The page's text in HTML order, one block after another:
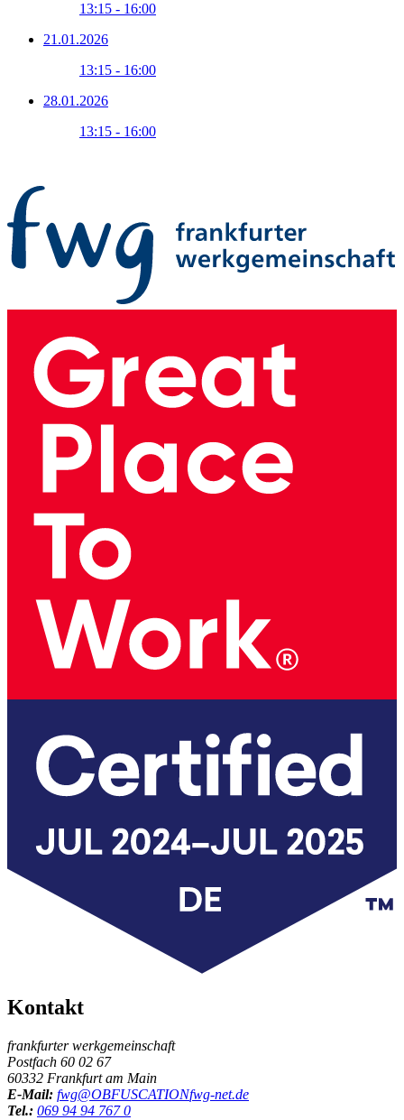
13:15 - 16:00
21.01.2026
13:15 - 16:00
28.01.2026
13:15 - 16:00
Kontakt
frankfurter werkgemeinschaft
Postfach 60 02 67
60332 Frankfurt am Main
E-Mail: fwg@OBFUSCATIONfwg-net.de
Tel.: 069 94 94 767 0